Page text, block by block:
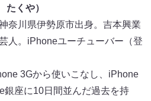
くや）
奈川県伊勢原市出身。吉本興業
人。iPhoneユーチューバー（登
3Gから使いこなし、iPhone
銀座に10日間並んだ過去を持